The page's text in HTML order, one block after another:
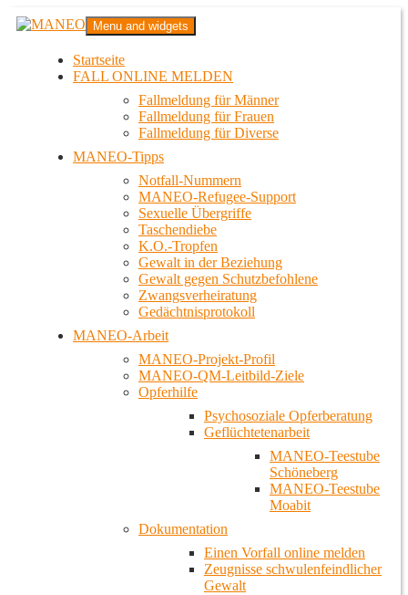
Zum
InhaltMANEO
Das schwule Anti-Gewalt-Projekt in Berlin
Menu and widgets
Startseite
FALL ONLINE MELDEN
Fallmeldung für Männer
Fallmeldung für Frauen
Fallmeldung für Diverse
MANEO-Tipps
Notfall-Nummern
MANEO-Refugee-Support
Sexuelle Übergriffe
Taschendiebe
K.O.-Tropfen
Gewalt in der Beziehung
Gewalt gegen Schutzbefohlene
Zwangsverheiratung
Gedächtnisprotokoll
MANEO-Arbeit
MANEO-Projekt-Profil
MANEO-QM-Leitbild-Ziele
Opferhilfe
Psychosoziale Opferberatung
Geflüchtetenarbeit
MANEO-Teestube
Schöneberg
MANEO-Teestube
Moabit
Dokumentation
Einen Vorfall online melden
Zeugnisse schwulenfeindlicher
Gewalt